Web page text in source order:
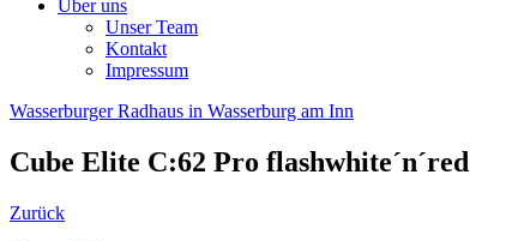
Über uns
Unser Team
Kontakt
Impressum
Wasserburger Radhaus in Wasserburg am Inn
Cube Elite C:62 Pro flashwhite´n´red
Zurück